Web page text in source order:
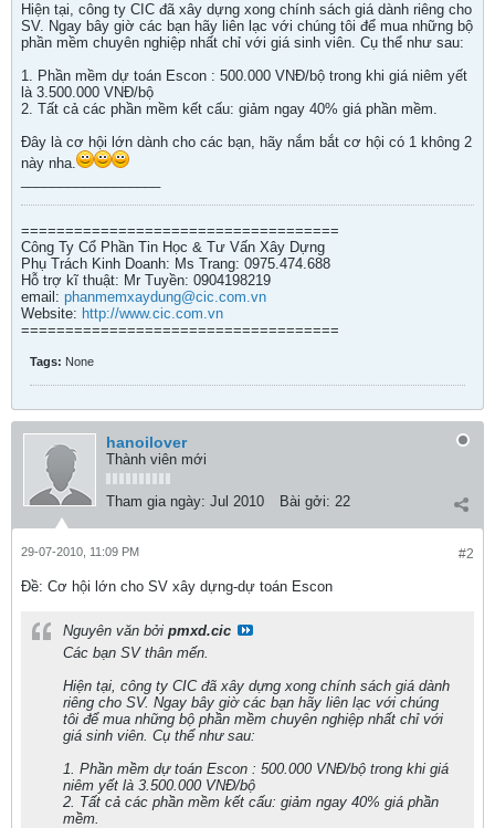
Hiện tại, công ty CIC đã xây dựng xong chính sách giá dành riêng cho
SV. Ngay bây giờ các bạn hãy liên lạc với chúng tôi để mua những bộ
phần mềm chuyên nghiệp nhất chỉ với giá sinh viên. Cụ thể như sau:
1. Phần mềm dự toán Escon : 500.000 VNĐ/bộ trong khi giá niêm yết
là 3.500.000 VNĐ/bộ
2. Tất cả các phần mềm kết cấu: giảm ngay 40% giá phần mềm.
Đây là cơ hội lớn dành cho các bạn, hãy nắm bắt cơ hội có 1 không 2
này nha.
====================================
Công Ty Cổ Phần Tin Học & Tư Vấn Xây Dựng
Phụ Trách Kinh Doanh: Ms Trang: 0975.474.688
Hỗ trợ kĩ thuật: Mr Tuyền: 0904198219
email: phanmemxaydung@cic.com.vn
Website: http://www.cic.com.vn
====================================
Tags: None
hanoilover
Thành viên mới
Tham gia ngày: Jul 2010 Bài gởi: 22
#2
29-07-2010, 11:09 PM
Ðề: Cơ hội lớn cho SV xây dựng-dự toán Escon
Nguyên văn bởi pmxd.cic
Các bạn SV thân mến.
Hiện tại, công ty CIC đã xây dựng xong chính sách giá dành
riêng cho SV. Ngay bây giờ các bạn hãy liên lạc với chúng
tôi để mua những bộ phần mềm chuyên nghiệp nhất chỉ với
giá sinh viên. Cụ thể như sau:
1. Phần mềm dự toán Escon : 500.000 VNĐ/bộ trong khi giá
niêm yết là 3.500.000 VNĐ/bộ
2. Tất cả các phần mềm kết cấu: giảm ngay 40% giá phần
mềm.